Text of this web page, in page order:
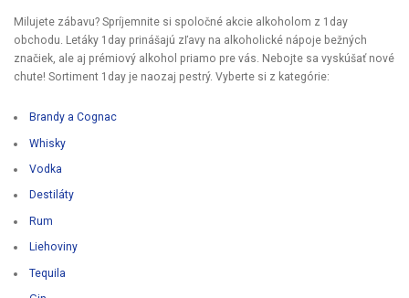
Milujete zábavu? Spríjemnite si spoločné akcie alkoholom z 1day
obchodu. Letáky 1day prinášajú zľavy na alkoholické nápoje bežných
značiek, ale aj prémiový alkohol priamo pre vás. Nebojte sa vyskúšať nové
chute! Sortiment 1day je naozaj pestrý. Vyberte si z kategórie:
Brandy a Cognac
Whisky
Vodka
Destiláty
Rum
Liehoviny
Tequila